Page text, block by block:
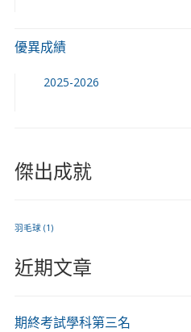
優異成績
2025-2026
傑出成就
羽毛球(1)
近期文章
期終考試學科第三名